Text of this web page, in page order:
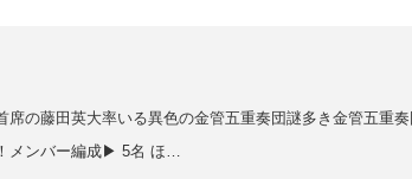
の藤田英大率いる異色の金管五重奏団謎多き金管五重
メンバー編成▶︎ 5名 ほ…